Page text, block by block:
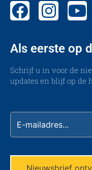
Als eerste op
Schrijf u in voor de
updates en blijf op de